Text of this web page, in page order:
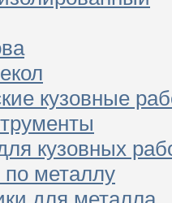
кузовные
кузовных
металлу